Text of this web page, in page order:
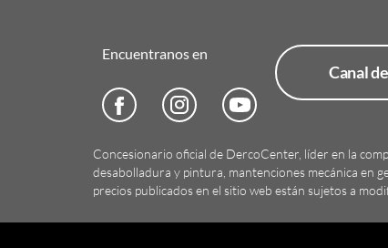
Encuentranos en
Canal
Concesionario oficial de DercoCenter, líder en la
desabolladura y pintura, mantenciones mecánica en
precios publicados en el sitio web están sujetos a